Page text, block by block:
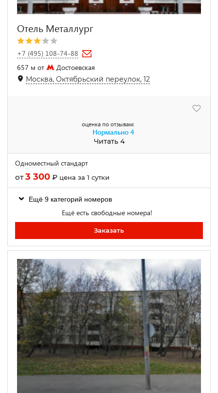
Отель Металлург
+7 (495) 108-74-88
657 м от
Достоевская
Москва, Октябрьский переулок, 12
оценка по отзывам:
Нормально 4
Читать 4
Одноместный стандарт
от3 300 ₽ цена за 1 сутки
Ещё 9 категорий номеров
Ещё есть свободные номера!
Заказать